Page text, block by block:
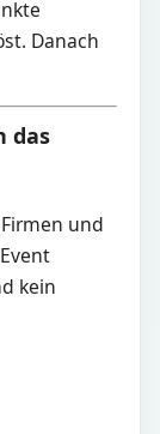
Danach
das
und
kein